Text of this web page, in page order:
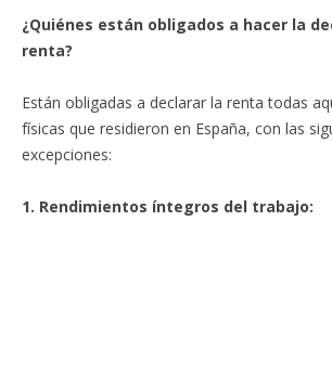
¿Quiénes están obligados a hacer la
renta?
Están obligadas a declarar la renta todas
físicas que residieron en España, con las
excepciones:
1. Rendimientos íntegros del trabajo: